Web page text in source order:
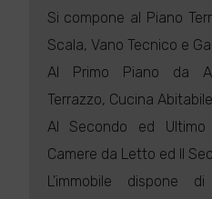
Si compone al Piano
Scala, Vano Tecnico e
Al Primo Piano da
Terrazzo, Cucina
Al Secondo ed
Camere da Letto ed Il
L'immobile dispone